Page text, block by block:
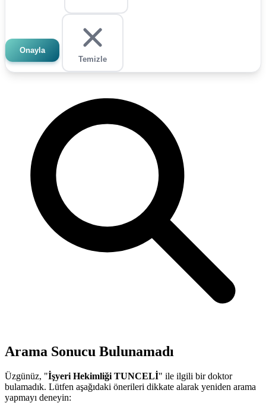
Onayla
Temizle
Arama Sonucu Bulunamadı
Üzgünüz, "İşyeri Hekimliği TUNCELİ" ile ilgili bir doktor
bulamadık. Lütfen aşağıdaki önerileri dikkate alarak yeniden arama
yapmayı deneyin: